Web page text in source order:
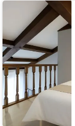
Deluxe
Ред
Глейд